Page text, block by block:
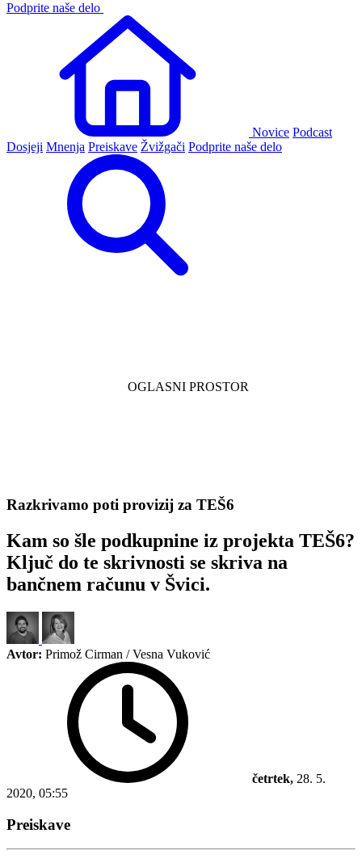
Podprite naše delo
Novice Podcast
Dosjeji Mnenja Preiskave Žvižgači Podprite naše delo
Razkrivamo poti provizij za TEŠ6
Kam so šle podkupnine iz projekta TEŠ6?
Ključ do te skrivnosti se skriva na
bančnem računu v Švici.
Avtor: Primož Cirman / Vesna Vuković
četrtek, 28. 5.
2020, 05:55
Preiskave